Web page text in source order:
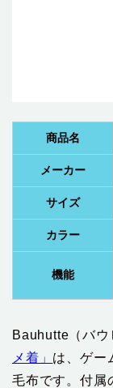
商品名
メーカー
サイズ
カラー
機能
Bauhutte（バウ
メ着」 は、ゲー
毛布です。付属